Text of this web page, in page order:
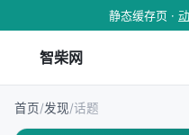
静态缓存页 ·
智柴网
首页/发现/话题